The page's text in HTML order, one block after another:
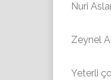
Nuri
Zeynel
Yeterli